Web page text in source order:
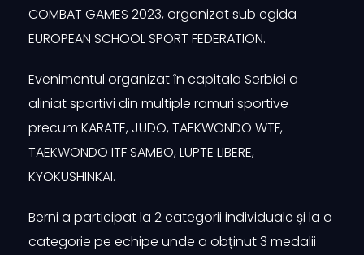
COMBAT GAMES 2023, organizat sub egida
EUROPEAN SCHOOL SPORT FEDERATION.
Evenimentul organizat în capitala Serbiei a
aliniat sportivi din multiple ramuri sportive
precum KARATE, JUDO, TAEKWONDO WTF,
TAEKWONDO ITF SAMBO, LUPTE LIBERE,
KYOKUSHINKAI.
Berni a participat la 2 categorii individuale și la o
categorie pe echipe unde a obținut 3 medalii